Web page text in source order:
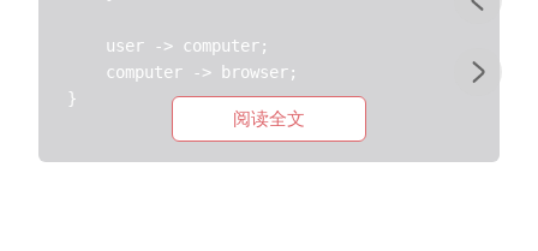
    user -> computer;
    computer -> browser;
阅读全文